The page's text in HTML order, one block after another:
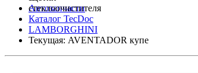
Автозапчасти
Каталог TecDoc
LAMBORGHINI
Текущая: AVENTADOR купе